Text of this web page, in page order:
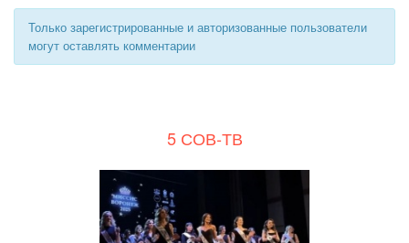
Только зарегистрированные и авторизованные пользователи
могут оставлять комментарии
5 СОВ-ТВ